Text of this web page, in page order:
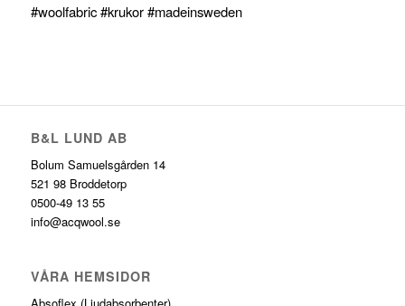
#woolfabric #krukor #madeinsweden
B&L LUND AB
Bolum Samuelsgården 14
521 98 Broddetorp
0500-49 13 55
info@acqwool.se
VÅRA HEMSIDOR